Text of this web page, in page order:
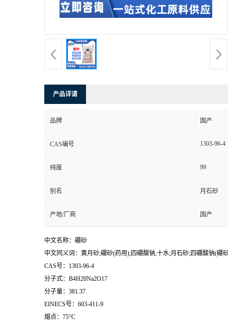
产品详请
品牌 国产
CAS编号 1303-96-4
纯度 99
别名 月石砂
产地/厂商 国产
中文名称：硼砂
中文同义词：黄月砂;硼砂(药用);四硼酸钠,十水;月石砂;四硼酸钠(硼
CAS号：1303-96-4
分子式：B4H20Na2O17
分子量：381.37
EINECS号：603-411-9
熔点：75°C